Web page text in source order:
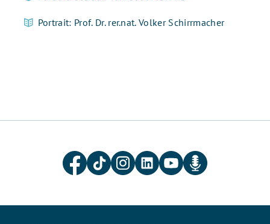
Portrait: Prof. Dr. rer.nat. Volker Schirrmacher